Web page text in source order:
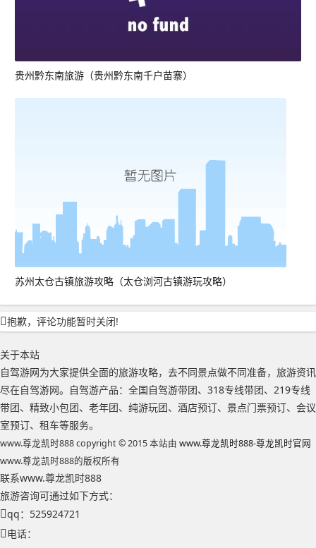
贵州黔东南旅游（贵州黔东南千户苗寨）
苏州太仓古镇旅游攻略（太仓浏河古镇游玩攻略）
抱歉，评论功能暂时关闭!
关于本站
自驾游网为大家提供全面的旅游攻略，去不同景点做不同准备，旅游资讯
尽在自驾游网。自驾游产品：全国自驾游带团、318专线带团、219专线
带团、精致小包团、老年团、纯游玩团、酒店预订、景点门票预订、会议
室预订、租车等服务。
www.尊龙凯时888 copyright © 2015 本站由 www.尊龙凯时888-尊龙凯时官网
www.尊龙凯时888的版权所有
联系www.尊龙凯时888
旅游咨询可通过如下方式：
qq：525924721
电话：